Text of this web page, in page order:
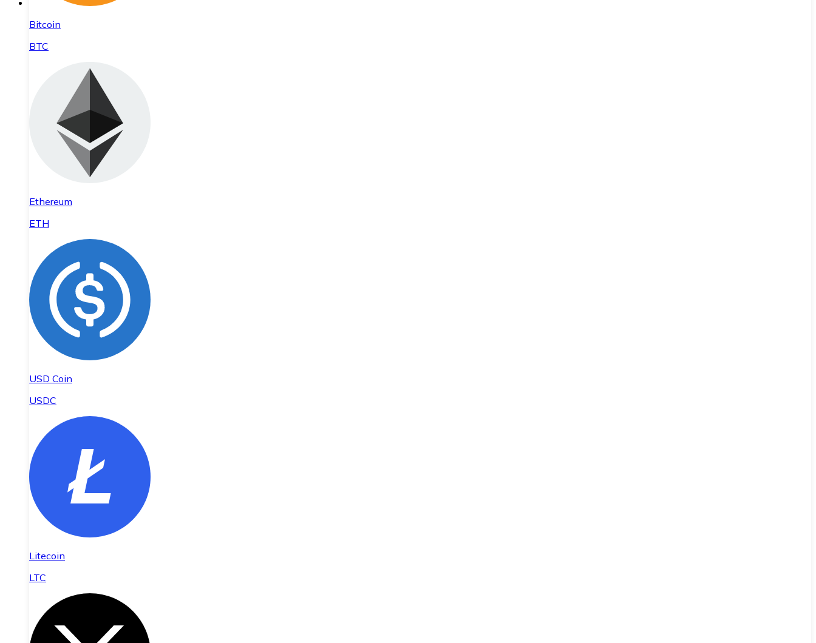
Bitcoin
BTC
Ethereum
ETH
USD Coin
USDC
Litecoin
LTC